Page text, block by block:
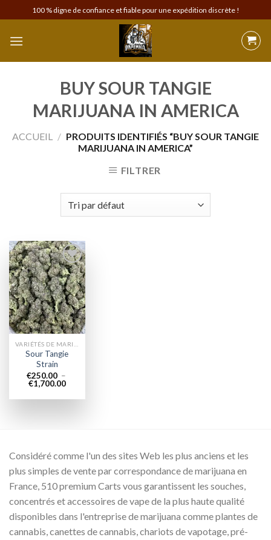
to
content
100 % digne de confiance et fiable pour une expédition discrète !
BUY SOUR TANGIE
MARIJUANA IN AMERICA
ACCUEIL / PRODUITS IDENTIFIÉS “BUY SOUR TANGIE
MARIJUANA IN AMERICA”
FILTRER
Add to
wishlist
Sour Tangie
Strain
€250.00 –
€1,700.00Plage
prix :
Considéré comme l'un des sites Web les plus anciens et les
plus simples de vente par correspondance de marijuana en
France, 510 premium Carts vous garantissent les souches,
concentrés et accessoires de vape de la plus haute qualité
disponibles dans l'entreprise de marijuana comme plantes de
cannabis, canettes de cannabis, chariots de vapotage, pré-